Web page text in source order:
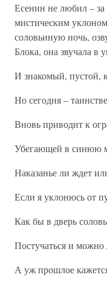
Есенин не любил –
мистическим
соловьиную ночь,
Блока, она звучала в
И знакомый, пустой,
Но сегодня –
Вновь приводит к
Убегающей в синюю
Наказанье ли ждет
Если я уклонюсь от
Как бы в дверь
Постучаться и можно
А уж прошлое